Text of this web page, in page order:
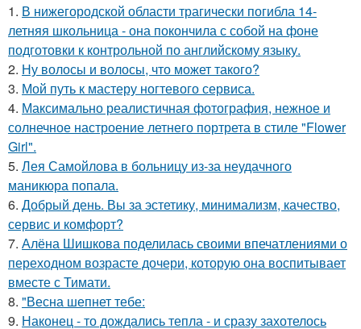
1. В нижегородской области трагически погибла 14-
летняя школьница - она покончила с собой на фоне
подготовки к контрольной по английскому языку.
2. Ну волосы и волосы, что может такого?
3. Мой путь к мастеру ногтевого сервиса.
4. Максимально реалистичная фотография, нежное и
солнечное настроение летнего портрета в стиле "Flower
Girl".
5. Лея Самойлова в больницу из-за неудачного
маникюра попала.
6. Добрый день. Вы за эстетику, минимализм, качество,
сервис и комфорт?
7. Алёна Шишкова поделилась своими впечатлениями о
переходном возрасте дочери, которую она воспитывает
вместе с Тимати.
8. "Весна шепнет тебе:
9. Наконец - то дождались тепла - и сразу захотелось